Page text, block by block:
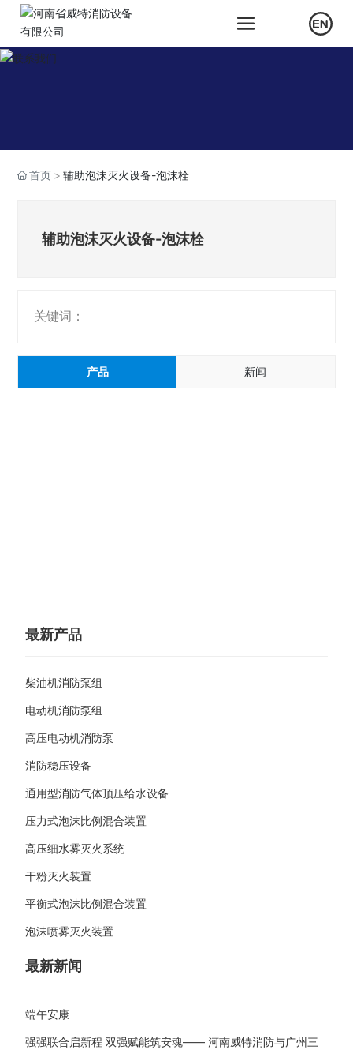
首页 辅助泡沫灭火设备-泡沫栓
辅助泡沫灭火设备-泡沫栓
关键词：
产品 新闻
最新产品
柴油机消防泵组
电动机消防泵组
高压电动机消防泵
消防稳压设备
通用型消防气体顶压给水设备
压力式泡沫比例混合装置
高压细水雾灭火系统
干粉灭火装置
平衡式泡沫比例混合装置
泡沫喷雾灭火装置
最新新闻
端午安康
强强联合启新程 双强赋能筑安魂—— 河南威特消防与广州三